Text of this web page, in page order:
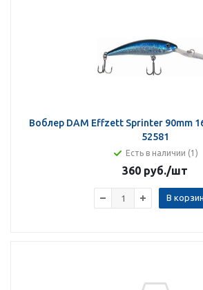
Воблер DAM Effzett Sprinter 90mm
52581
Есть в наличии (1)
360 руб./шт
В